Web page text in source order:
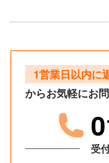
1営業日以内に
からお気軽にお
受